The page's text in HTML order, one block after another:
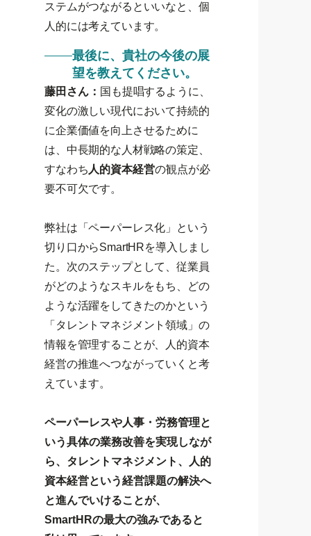
ステムがつながるといいなと、個
人的には考えています。
最後に、貴社の今後の展
望を教えてください。
藤田さん： 国も提唱するように、
変化の激しい現代において持続的
に企業価値を向上させるために
は、中長期的な人材戦略の策定、
すなわち 人的資本経営の観点が必
要不可欠です。
弊社は「ペーパーレス化」という
切り口からSmartHRを導入しまし
た。次のステップとして、従業員
がどのようなスキルをもち、どの
ような活躍をしてきたのかという
「タレントマネジメント領域」の
情報を管理することが、人的資本
経営の推進へつながっていくと考
えています。
ペーパーレスや人事・労務管理と
いう具体の業務改善を実現しなが
ら、タレントマネジメント、人的
資本経営という経営課題の解決へ
と進んでいけることが、
SmartHRの最大の強みであると